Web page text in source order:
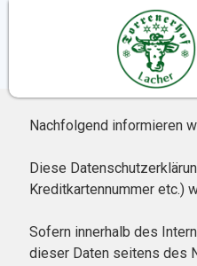
Nachfolgend informieren
Diese
Kreditkartennummer etc.)
Sofern innerhalb des
dieser Daten seitens des